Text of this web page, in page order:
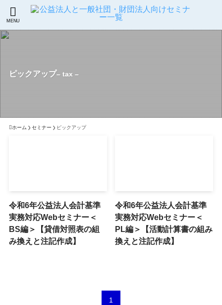
MENU
ピックアップ– tax –
ホーム セミナー ピックアップ
令和6年公益法人会計基準
実務対応Webセミナー＜
BS編＞【貸借対照表の組
み換えと注記作成】
令和6年公益法人会計基準
実務対応Webセミナー＜
PL編＞【活動計算書の組み
換えと注記作成】
1